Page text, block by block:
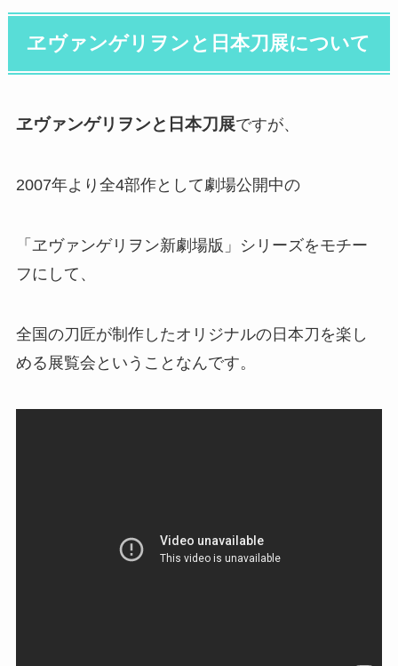
ヱヴァンゲリヲンと日本刀展について
ヱヴァンゲリヲンと日本刀展ですが、
2007年より全4部作として劇場公開中の
「ヱヴァンゲリヲン新劇場版」シリーズをモチー
フにして、
全国の刀匠が制作したオリジナルの日本刀を楽し
める展覧会ということなんです。